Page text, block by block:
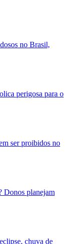
no Brasil,
perigosa para o
ser proibidos no
Donos planejam
chuva de